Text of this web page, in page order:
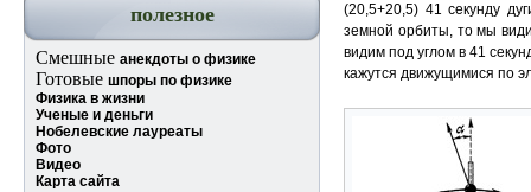
полезное
Смешные анекдоты о физике
Готовые шпоры по физике
Физика в жизни
Ученые и деньги
Нобелевские лауреаты
Фото
Видео
Карта сайта
(20,5+20,5) 41 секунду
земной орбиты, то мы
видим под углом в 41
кажутся движущимися по